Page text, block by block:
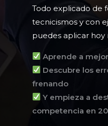
Todo explicado de
tecnicismos y con
puedes aplicar hoy
Aprende a
Descubre los
frenando
Y empieza a
competencia en